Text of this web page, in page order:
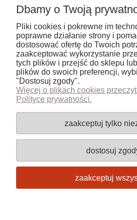
produktów. Zamawiający
miękkość w dotyku, łatwość w
oraz szeroki wybór kolorów. Kto
prześcieradeł satynowych, już
na inne!
Nie znaleziono produktów
kryteria.
Moje konto
Płatności i
Informacje
Dbamy o Twoją
Pliki cookies i pokrewne im
poprawne działanie strony i
dostosować ofertę do Twoich
zaakceptować wykorzystanie
tych plików i przejść do sklepu
plików do swoich preferencji,
"Dostosuj zgody".
Więcej o plikach cookies
Polityce prywatności.
zaakceptuj tylko
dostosuj
zaakceptuj